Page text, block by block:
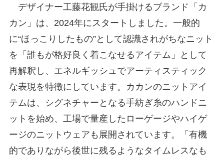
デザイナー工藤花観氏が手掛けるブランド「カ
カン」は、2024年にスタートしました。一般的
に“ほっこりしたもの”として認識されがちなニット
を「誰もが格好良く着こなせるアイテム」として
再解釈し、エネルギッシュでアーティスティック
な表現を特徴にしています。カカンのニットアイ
テムは、シグネチャーとなる手紡ぎ糸のハンドニ
ットを始め、工場で量産したローゲージやハイゲ
ージのニットウェアも展開されています。「有機
的でありながら後世に残るようなタイムレスなも